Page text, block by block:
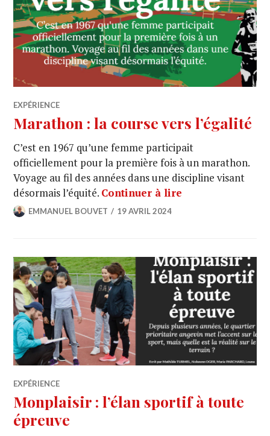
EXPÉRIENCE
Marathon : la course vers l’égalité
C’est en 1967 qu’une femme participait
officiellement pour la première fois à un marathon.
Voyage au fil des années dans une discipline visant
désormais l’équité. Continuer à lire
EMMANUEL BOUVET 19 AVRIL 2024
EXPÉRIENCE
Monplaisir : l’élan sportif à toute
épreuve